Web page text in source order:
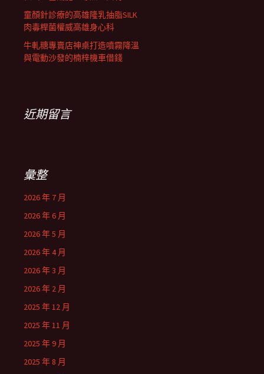
童顏針診療的高雄隆乳抽脂SILK
肉毒桿菌權威高雄身心科
牛軋糖專賣店神桌打造噴霧降溫
與電動沙發的楠梓機車借錢
近期留言
彙整
2026 年 7 月
2026 年 6 月
2026 年 5 月
2026 年 4 月
2026 年 3 月
2026 年 2 月
2025 年 12 月
2025 年 11 月
2025 年 9 月
2025 年 8 月